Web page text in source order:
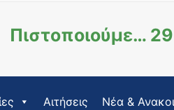
Πιστοποιούμε…
Αιτήσεις Νέα &